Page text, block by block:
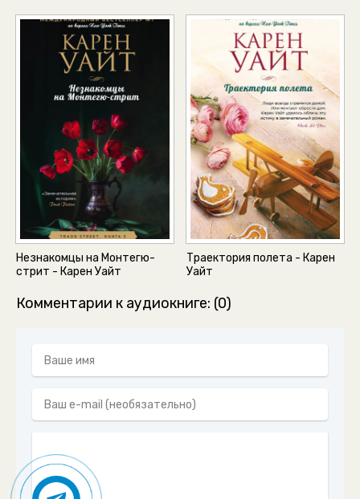
Незнакомцы на Монтегю-
стрит - Карен Уайт
Траектория полета - Карен
Уайт
Комментарии к аудиокниге: (0)